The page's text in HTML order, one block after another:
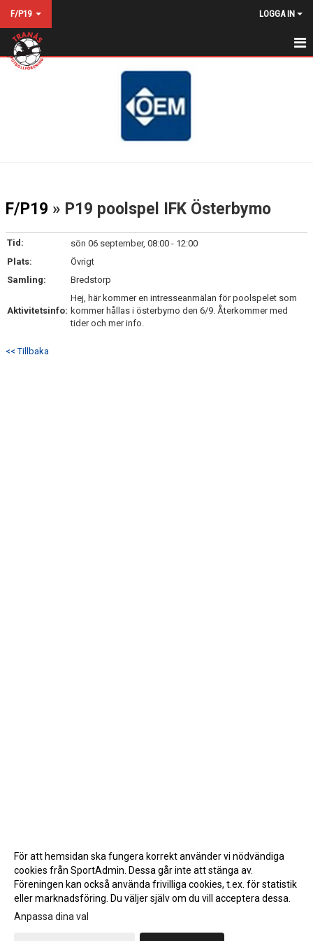
F/P19 LOGGA IN
HEM
KONTAKT
F/P19 » P19 poolspel IFK Österbymo
Tid:
sön 06 september, 08:00 - 12:00
Plats:
Övrigt
Samling:
Bredstorp
Aktivitetsinfo:
Hej, här kommer en intresseanmälan för poolspelet som
kommer hållas i österbymo den 6/9. Återkommer med
tider och mer info.
<< Tillbaka
Gå till Webbversion
För att hemsidan ska fungera korrekt använder vi nödvändiga
cookies från SportAdmin. Dessa går inte att stänga av.
Föreningen kan också använda frivilliga cookies, t.ex. för statistik
eller marknadsföring. Du väljer själv om du vill acceptera dessa.
Anpassa dina val